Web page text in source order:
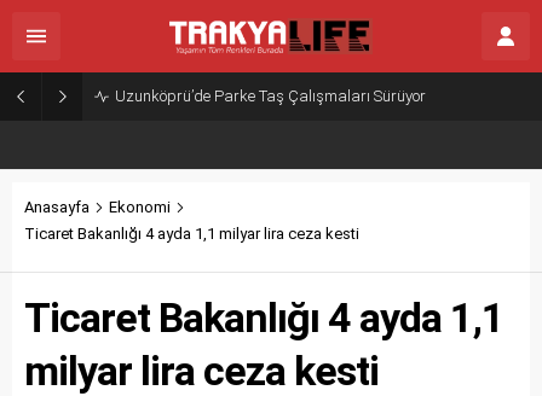
Uzunköprü’de Parke Taş Çalışmaları Sürüyor
Anasayfa
Ekonomi
Ticaret Bakanlığı 4 ayda 1,1 milyar lira ceza kesti
Ticaret Bakanlığı 4 ayda 1,1
milyar lira ceza kesti